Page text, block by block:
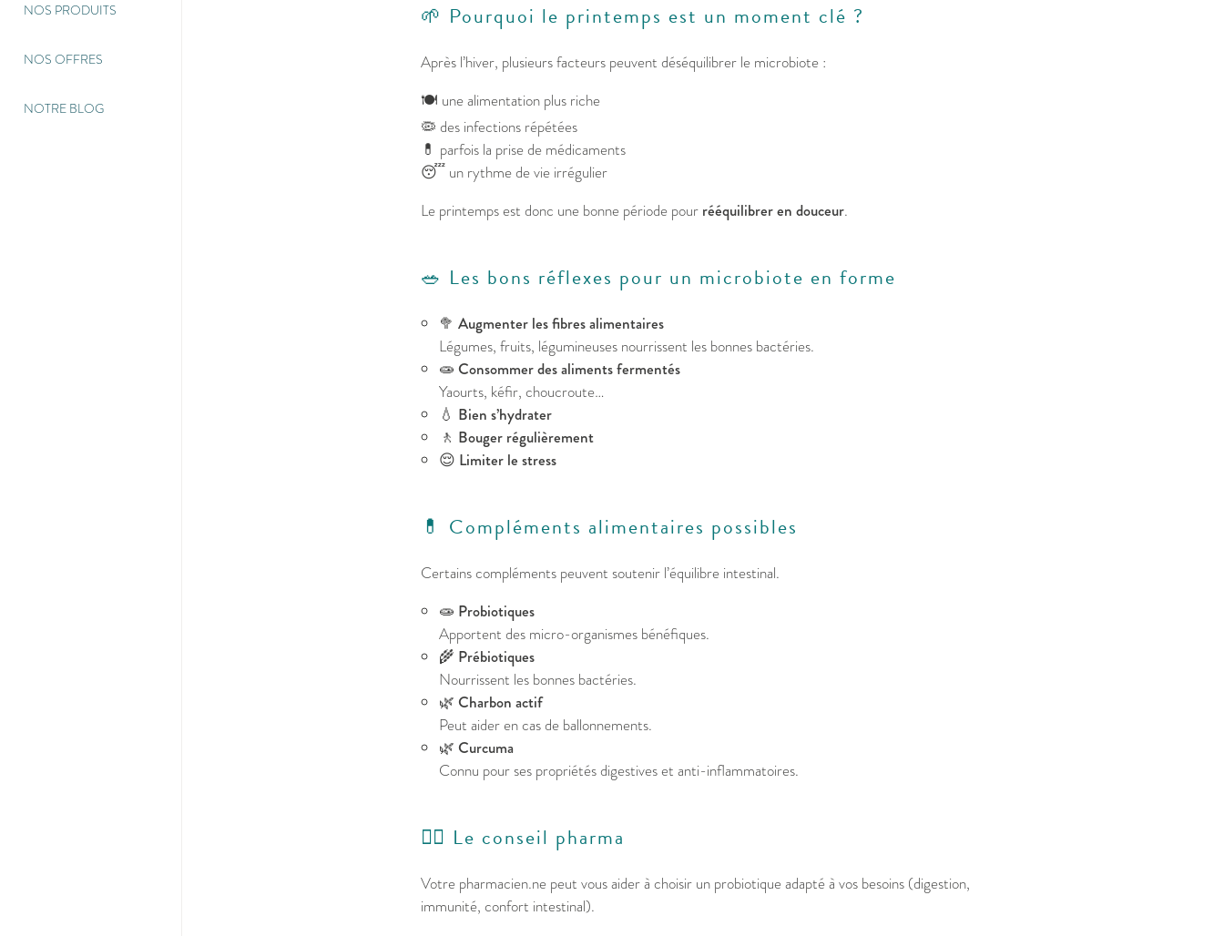
🌱 Pourquoi le printemps est un moment clé ?
Après l’hiver, plusieurs facteurs peuvent déséquilibrer le microbiote :
🍽️ une alimentation plus riche
🦠 des infections répétées
💊 parfois la prise de médicaments
😴 un rythme de vie irrégulier
Le printemps est donc une bonne période pour rééquilibrer en douceur.
🥗 Les bons réflexes pour un microbiote en forme
🥦 Augmenter les fibres alimentaires
Légumes, fruits, légumineuses nourrissent les bonnes bactéries.
🧫 Consommer des aliments fermentés
Yaourts, kéfir, choucroute…
💧 Bien s’hydrater
🚶 Bouger régulièrement
😌 Limiter le stress
💊 Compléments alimentaires possibles
Certains compléments peuvent soutenir l’équilibre intestinal.
🧫 Probiotiques
Apportent des micro-organismes bénéfiques.
🌾 Prébiotiques
Nourrissent les bonnes bactéries.
🌿 Charbon actif
Peut aider en cas de ballonnements.
🌿 Curcuma
Connu pour ses propriétés digestives et anti-inflammatoires.
👩‍⚕️ Le conseil pharma
Votre pharmacien.ne peut vous aider à choisir un probiotique adapté à vos besoins (digestion,
immunité, confort intestinal).
NOS PRODUITS
NOS OFFRES
NOTRE BLOG